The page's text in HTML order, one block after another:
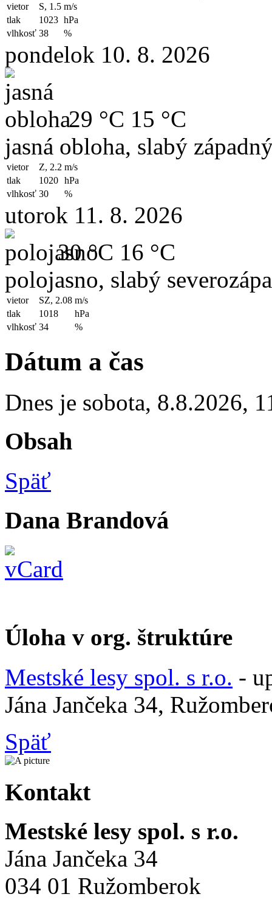
vietor S, 1.5 m/s
tlak
1023 hPa
vlhkosť 38 %
pondelok 10. 8. 2026
29 °C 15 °C
jasná obloha, slabý
vietor Z, 2.2 m/s
tlak
1020 hPa
vlhkosť 30 %
utorok 11. 8. 2026
30 °C 16 °C
polojasno, slabý
vietor SZ, 2.08 m/s
tlak
1018
hPa
vlhkosť 34 %
Dátum a čas
Dnes je sobota, 8.8.2026,
Obsah
Späť
Dana Brandová
Úloha v org. štruktúre
Mestské lesy spol. s r.o. -
Jána Jančeka 34,
Späť
Kontakt
Mestské lesy spol. s r.o.
Jána Jančeka 34
034 01 Ružomberok